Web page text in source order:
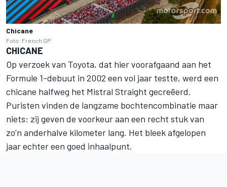
Chicane
Foto: French GP
CHICANE
Op verzoek van Toyota, dat hier voorafgaand aan het
Formule 1-debuut in 2002 een vol jaar testte, werd een
chicane halfweg het Mistral Straight gecreëerd.
Puristen vinden de langzame bochtencombinatie maar
niets: zij geven de voorkeur aan een recht stuk van
zo’n anderhalve kilometer lang. Het bleek afgelopen
jaar echter een goed inhaalpunt.